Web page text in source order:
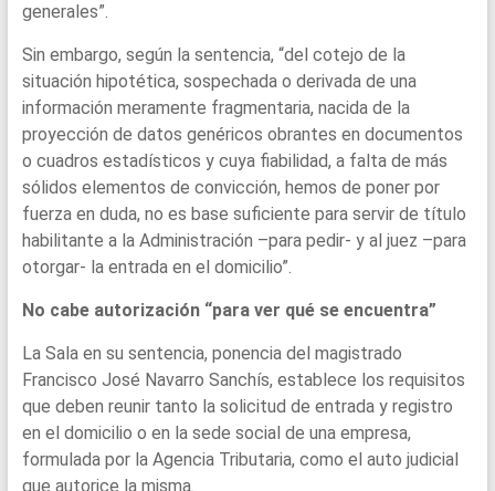
generales”.
Sin embargo, según la sentencia, “del cotejo de la
situación hipotética, sospechada o derivada de una
información meramente fragmentaria, nacida de la
proyección de datos genéricos obrantes en documentos
o cuadros estadísticos y cuya fiabilidad, a falta de más
sólidos elementos de convicción, hemos de poner por
fuerza en duda, no es base suficiente para servir de título
habilitante a la Administración –para pedir- y al juez –para
otorgar- la entrada en el domicilio”.
No cabe autorización “para ver qué se encuentra”
La Sala en su sentencia, ponencia del magistrado
Francisco José Navarro Sanchís, establece los requisitos
que deben reunir tanto la solicitud de entrada y registro
en el domicilio o en la sede social de una empresa,
formulada por la Agencia Tributaria, como el auto judicial
que autorice la misma.